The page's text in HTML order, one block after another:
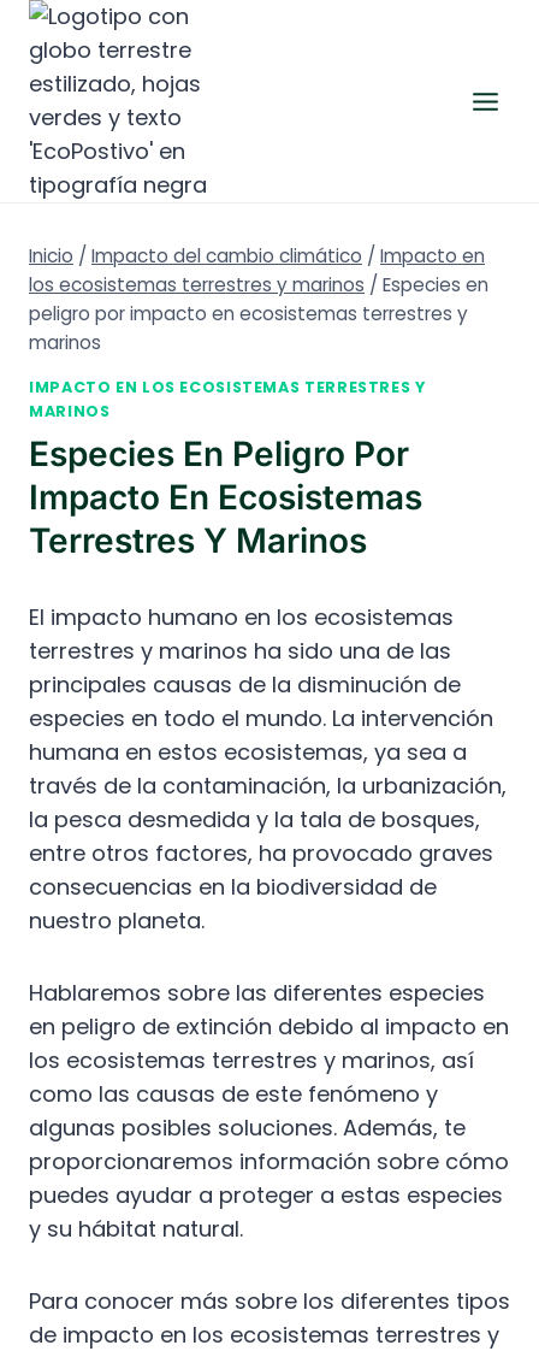
Saltar
contenido
Inicio / Impacto del cambio climático / Impacto en
los ecosistemas terrestres y marinos / Especies en
peligro por impacto en ecosistemas terrestres y
marinos
IMPACTO EN LOS ECOSISTEMAS TERRESTRES Y
MARINOS
Especies En Peligro Por
Impacto En Ecosistemas
Terrestres Y Marinos
El impacto humano en los ecosistemas
terrestres y marinos ha sido una de las
principales causas de la disminución de
especies en todo el mundo. La intervención
humana en estos ecosistemas, ya sea a
través de la contaminación, la urbanización,
la pesca desmedida y la tala de bosques,
entre otros factores, ha provocado graves
consecuencias en la biodiversidad de
nuestro planeta.
Hablaremos sobre las diferentes especies
en peligro de extinción debido al impacto en
los ecosistemas terrestres y marinos, así
como las causas de este fenómeno y
algunas posibles soluciones. Además, te
proporcionaremos información sobre cómo
puedes ayudar a proteger a estas especies
y su hábitat natural.
Para conocer más sobre los diferentes tipos
de impacto en los ecosistemas terrestres y